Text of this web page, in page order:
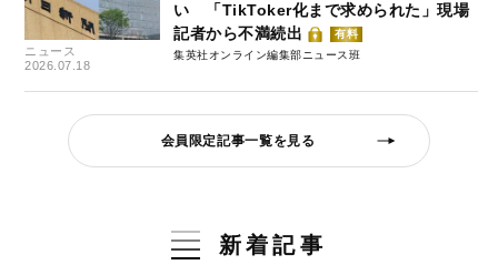
ニュース
2026.07.18
い 「TikToker化まで求められた」現場
記者から不満続出
有料
集英社オンライン編集部ニュース班
会員限定記事一覧を見る
新着記事